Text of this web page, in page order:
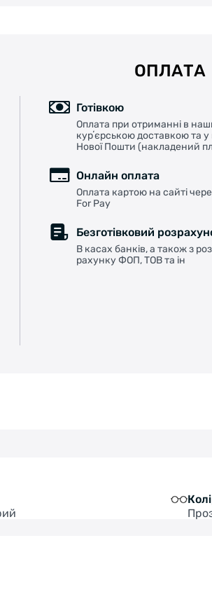
ОПЛАТА
Готівкою
Оплата при отриманні в
курʼєрською доставкою та у
Нової Пошти (накладений
Онлайн оплата
Оплата картою на сайті
For Pay
Безготівковий
В касах банків, а також з
рахунку ФОП, ТОВ та ін